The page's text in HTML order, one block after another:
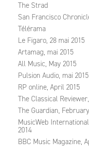
The Strad
San Francisco
Télérama
Le Figaro, 28 mai 2015
Artamag, mai 2015
All Music, May 2015
Pulsion Audio, mai 2015
RP online, April 2015
The Classical
The Guardian,
MusicWeb
2014
BBC Music Magazine,